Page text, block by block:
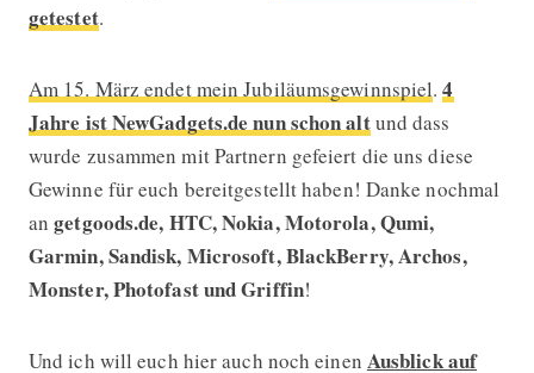
getestet.
Am 15. März endet mein Jubiläumsgewinnspiel.4
Jahre ist NewGadgets.de nun schon altund dass
wurde zusammen mit Partnern gefeiert die uns diese
Gewinne für euch bereitgestellt haben! Danke nochmal
angetgoods.de, HTC, Nokia, Motorola, Qumi,
Garmin, Sandisk, Microsoft, BlackBerry, Archos,
Monster, Photofast und Griffin!
Und ich will euch hier auch noch einen Ausblick auf